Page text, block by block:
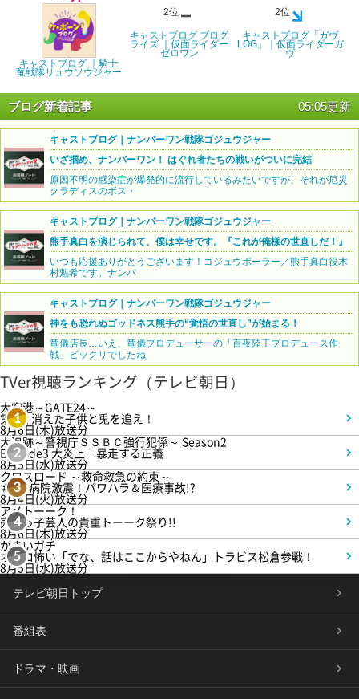
キャストブログ ｜騎士
竜戦隊リュウソウジャー
2位
キャストブログ ブログ
ライズ ｜仮面ライダー
ゼロワン
2位
キャストブログ「ガヴ
LOG」｜仮面ライダーガ
ヴ
ブログ新着記事 05:05更新
キャストブログ｜ナンバーワン戦隊ゴジュウジャー
いざ掴め、ナンバーワン！ はぐれ者たちの戦いがついに完結
原因不明の感染症が爆発的に流行しているみたいですが、それが厄災
クラディスのボス・
キャストブログ｜ナンバーワン戦隊ゴジュウジャー
熊手真白を演じられて、僕は幸せです。『これが俺様の世直しだ！』
いつも応援ありがとうございます！ゴジュウポーラー／熊手真白役木
村魁希です。ナンバ
キャストブログ｜ナンバーワン戦隊ゴジュウジャー
神をも恐れぬゴッドネス熊手の“覚悟の世直し”が始まる！
竜儀店長…いえ、竜儀プロデューサーの「百夜陸王プロデュース作
戦」ビックリでしたね
TVer視聴ランキング（テレビ朝日）
1
大空港～GATE24～
第3話 消えた子供と兎を追え！
8月6日(木)放送分
2
大追跡～警視庁ＳＳＢＣ強行犯係～ Season2
Episode3 大炎上…暴走する正義
8月5日(水)放送分
3
クロスロード ～救命救急の約束～
＃5 病院激震！パワハラ＆医療事故!?
8月4日(火)放送分
4
アメトーーク！
売れっ子芸人の貴重トーーク祭り!!
8月6日(木)放送分
5
かまいガチ
オモロ怖い「でな、話はここからやねん」トラビス松倉参戦！
8月5日(水)放送分
テレビ朝日トップ
番組表
ドラマ・映画